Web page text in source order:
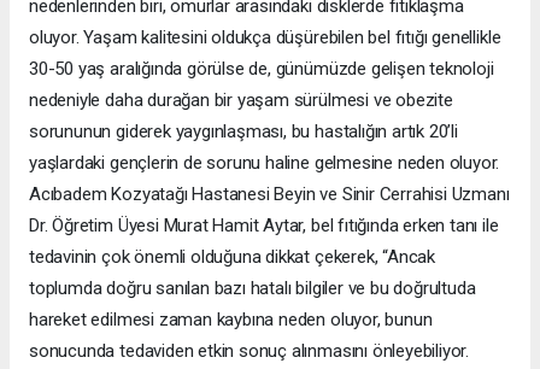
nedenlerinden biri, omurlar arasındaki disklerde fıtıklaşma
oluyor. Yaşam kalitesini oldukça düşürebilen bel fıtığı genellikle
30-50 yaş aralığında görülse de, günümüzde gelişen teknoloji
nedeniyle daha durağan bir yaşam sürülmesi ve obezite
sorununun giderek yaygınlaşması, bu hastalığın artık 20’li
yaşlardaki gençlerin de sorunu haline gelmesine neden oluyor.
Acıbadem Kozyatağı Hastanesi Beyin ve Sinir Cerrahisi Uzmanı
Dr. Öğretim Üyesi Murat Hamit Aytar, bel fıtığında erken tanı ile
tedavinin çok önemli olduğuna dikkat çekerek, “Ancak
toplumda doğru sanılan bazı hatalı bilgiler ve bu doğrultuda
hareket edilmesi zaman kaybına neden oluyor, bunun
sonucunda tedaviden etkin sonuç alınmasını önleyebiliyor.